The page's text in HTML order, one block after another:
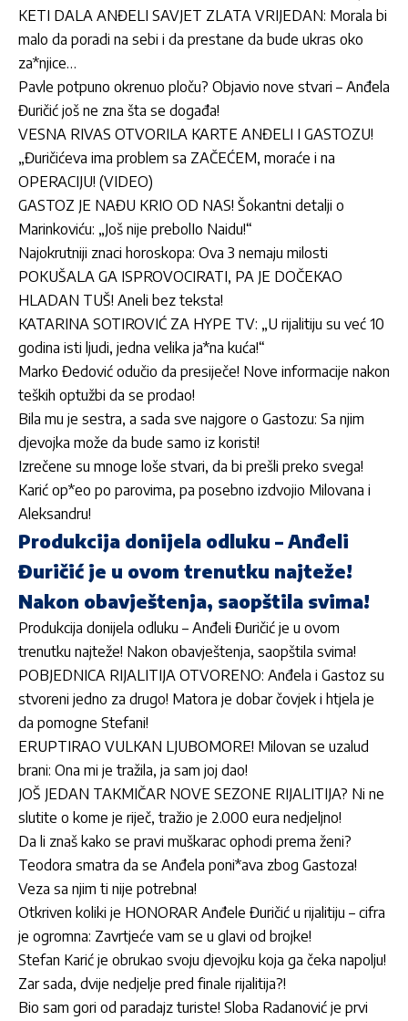
KETI DALA ANĐELI SAVJET ZLATA VRIJEDAN: Morala bi
malo da poradi na sebi i da prestane da bude ukras oko
za*njice…
Pavle potpuno okrenuo ploču? Objavio nove stvari – Anđela
Đuričić još ne zna šta se događa!
VESNA RIVAS OTVORILA KARTE ANĐELI I GASTOZU!
„Đuričićeva ima problem sa ZAČEĆEM, moraće i na
OPERACIJU! (VIDEO)
GASTOZ JE NAĐU KRIO OD NAS! Šokantni detalji o
Marinkoviću: „Još nije prebolIo Naidu!“
Najokrutniji znaci horoskopa: Ova 3 nemaju milosti
POKUŠALA GA ISPROVOCIRATI, PA JE DOČEKAO
HLADAN TUŠ! Aneli bez teksta!
KATARINA SOTIROVIĆ ZA HYPE TV: „U rijalitiju su već 10
godina isti ljudi, jedna velika ja*na kuća!“
Marko Đedović odučio da presiječe! Nove informacije nakon
teških optužbi da se prodao!
Bila mu je sestra, a sada sve najgore o Gastozu: Sa njim
djevojka može da bude samo iz koristi!
Izrečene su mnoge loše stvari, da bi prešli preko svega!
Karić op*eo po parovima, pa posebno izdvojio Milovana i
Aleksandru!
Produkcija donijela odluku – Anđeli
Đuričić je u ovom trenutku najteže!
Nakon obavještenja, saopštila svima!
Produkcija donijela odluku – Anđeli Đuričić je u ovom
trenutku najteže! Nakon obavještenja, saopštila svima!
POBJEDNICA RIJALITIJA OTVORENO: Anđela i Gastoz su
stvoreni jedno za drugo! Matora je dobar čovjek i htjela je
da pomogne Stefani!
ERUPTIRAO VULKAN LJUBOMORE! Milovan se uzalud
brani: Ona mi je tražila, ja sam joj dao!
JOŠ JEDAN TAKMIČAR NOVE SEZONE RIJALITIJA? Ni ne
slutite o kome je riječ, tražio je 2.000 eura nedjeljno!
Da li znaš kako se pravi muškarac ophodi prema ženi?
Teodora smatra da se Anđela poni*ava zbog Gastoza!
Veza sa njim ti nije potrebna!
Otkriven koliki je HONORAR Anđele Đuričić u rijalitiju – cifra
je ogromna: Zavrtjeće vam se u glavi od brojke!
Stefan Karić je obrukao svoju djevojku koja ga čeka napolju!
Zar sada, dvije nedjelje pred finale rijalitija?!
Bio sam gori od paradajz turiste! Sloba Radanović je prvi